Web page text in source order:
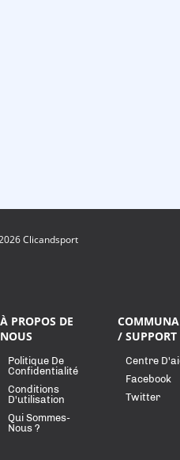
Clicandsport
À PROPOS DE
NOUS
Politique De
Confidentialité
Conditions
D'utilisation
Qui Sommes-
Nous ?
/ SUPPORT
Centre
Facebook
Twitter